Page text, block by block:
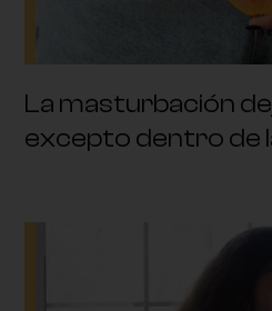
La masturbación
excepto dentro de